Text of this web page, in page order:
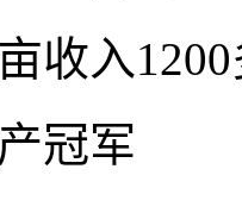
收入
冠军